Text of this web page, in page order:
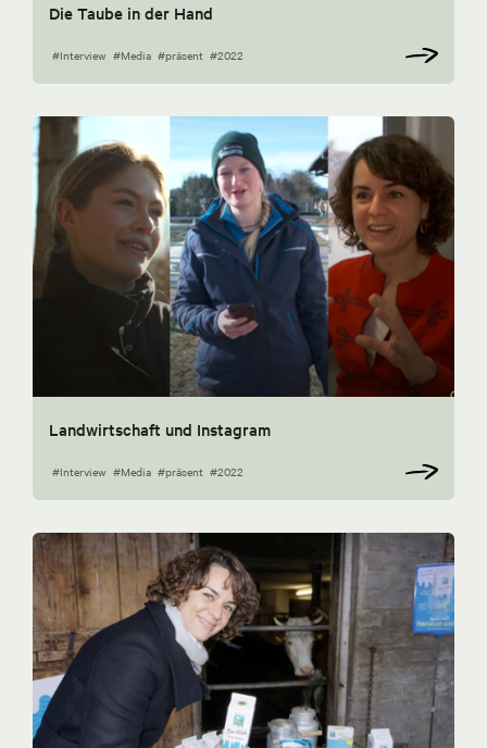
Die Taube in der Hand
#Interview #Media #präsent #2022
Landwirtschaft und Instagram
#Interview #Media #präsent #2022